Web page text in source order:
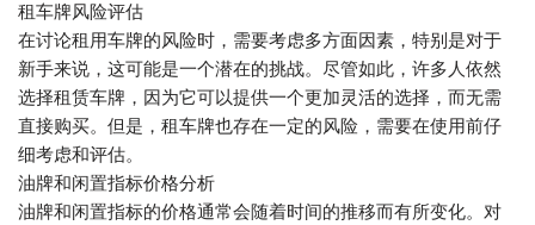
租车牌风险评估
在讨论租用车牌的风险时，需要考虑多方面因素，特别是对于
新手来说，这可能是一个潜在的挑战。尽管如此，许多人依然
选择租赁车牌，因为它可以提供一个更加灵活的选择，而无需
直接购买。但是，租车牌也存在一定的风险，需要在使用前仔
细考虑和评估。
油牌和闲置指标价格分析
油牌和闲置指标的价格通常会随着时间的推移而有所变化。对